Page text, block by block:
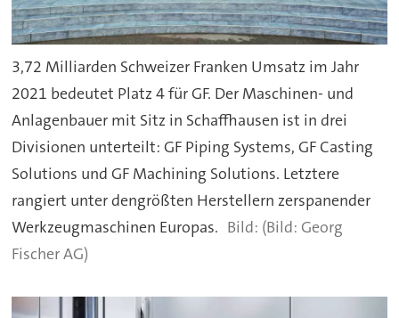
3,72 Milliarden Schweizer Franken Umsatz im Jahr
2021 bedeutet Platz 4 für GF. Der Maschinen- und
Anlagenbauer mit Sitz in Schaffhausen ist in drei
Divisionen unterteilt: GF Piping Systems, GF Casting
Solutions und GF Machining Solutions. Letztere
rangiert unter dengrößten Herstellern zerspanender
Werkzeugmaschinen Europas.
(Bild: Georg
Fischer AG)